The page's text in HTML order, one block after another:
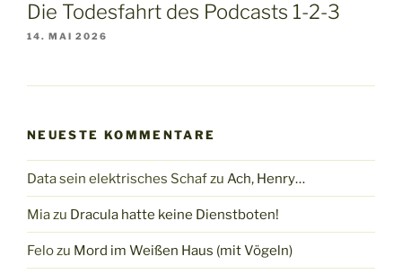
Die Todesfahrt des Podcasts 1-2-3
14. MAI 2026
NEUESTE KOMMENTARE
Data sein elektrisches Schafzu Ach, Henry…
Miazu Dracula hatte keine Dienstboten!
Felozu Mord im Weißen Haus (mit Vögeln)